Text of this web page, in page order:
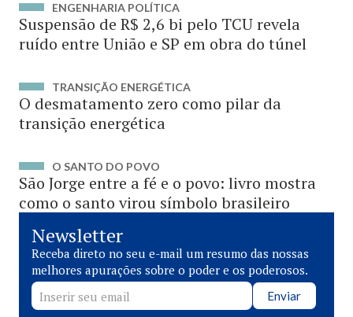
ENGENHARIA POLÍTICA
Suspensão de R$ 2,6 bi pelo TCU revela
ruído entre União e SP em obra do túnel
TRANSIÇÃO ENERGÉTICA
O desmatamento zero como pilar da
transição energética
O SANTO DO POVO
São Jorge entre a fé e o povo: livro mostra
como o santo virou símbolo brasileiro
Newsletter
Receba direto no seu e-mail um resumo das nossas
melhores apurações sobre o poder e os poderosos.
Enviar